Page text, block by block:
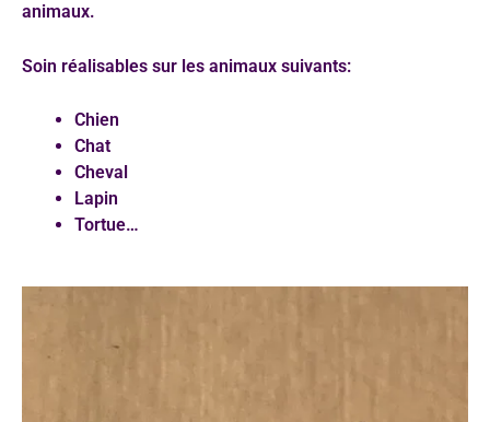
animaux.
Soin réalisables sur les animaux suivants:
Chien
Chat
Cheval
Lapin
Tortue…